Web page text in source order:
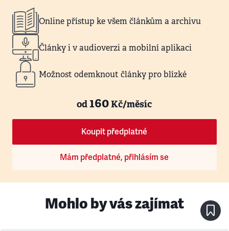
Online přístup ke všem článkům a archivu
Články i v audioverzi a mobilní aplikaci
Možnost odemknout články pro blízké
od160Kč/měsíc
Koupit předplatné
Mám předplatné, přihlásím se
Mohlo by vás zajímat